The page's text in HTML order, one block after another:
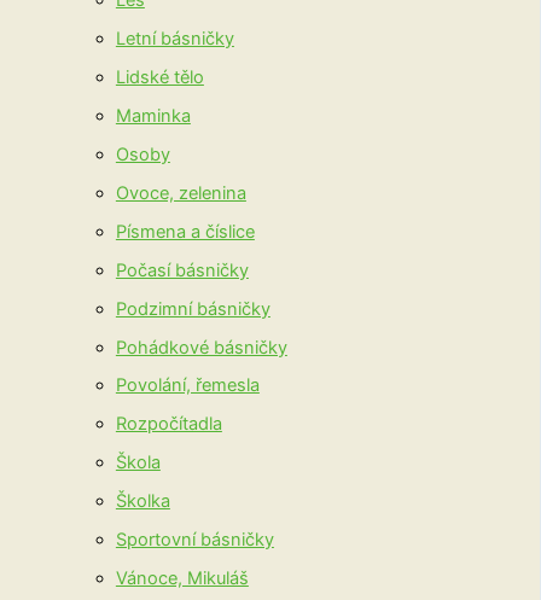
Letní básničky
Lidské tělo
Maminka
Osoby
Ovoce, zelenina
Písmena a číslice
Počasí básničky
Podzimní básničky
Pohádkové básničky
Povolání, řemesla
Rozpočítadla
Škola
Školka
Sportovní básničky
Vánoce, Mikuláš